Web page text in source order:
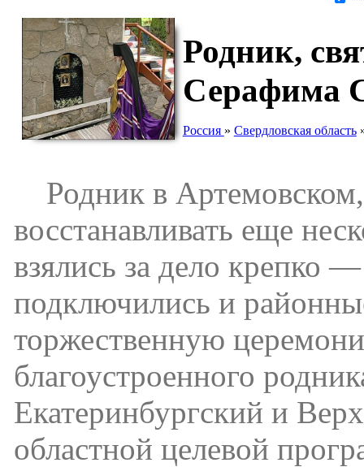
Родник,
Серафима
Россия » Свердловская область
Родник в Артемовском,
восстанавливать еще
взялись за дело крепко
подключились и
торжественную
благоустроенного
Екатеринбургский и
областной целевой